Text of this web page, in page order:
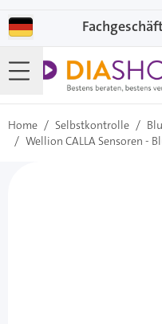
Home / Selbstkontrolle /
/ Wellion CALLA Sensoren -